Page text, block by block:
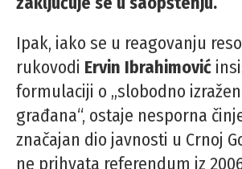
Ipak, iako se u reagovanju
rukovodi Ervin Ibrahimović
formulaciji o „slobodno
građana“, ostaje nesporna
značajan dio javnosti u Crnoj
ne prihvata referendum iz